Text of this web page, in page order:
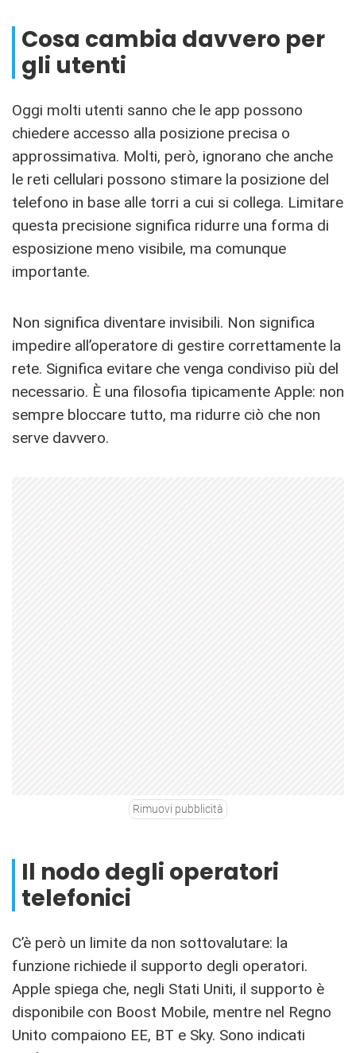
Cosa cambia davvero per
gli utenti
Oggi molti utenti sanno che le app possono
chiedere accesso alla posizione precisa o
approssimativa. Molti, però, ignorano che anche
le reti cellulari possono stimare la posizione del
telefono in base alle torri a cui si collega. Limitare
questa precisione significa ridurre una forma di
esposizione meno visibile, ma comunque
importante.
Non significa diventare invisibili. Non significa
impedire all’operatore di gestire correttamente la
rete. Significa evitare che venga condiviso più del
necessario. È una filosofia tipicamente Apple: non
sempre bloccare tutto, ma ridurre ciò che non
serve davvero.
Rimuovi pubblicità
Il nodo degli operatori
telefonici
C’è però un limite da non sottovalutare: la
funzione richiede il supporto degli operatori.
Apple spiega che, negli Stati Uniti, il supporto è
disponibile con Boost Mobile, mentre nel Regno
Unito compaiono EE, BT e Sky. Sono indicati